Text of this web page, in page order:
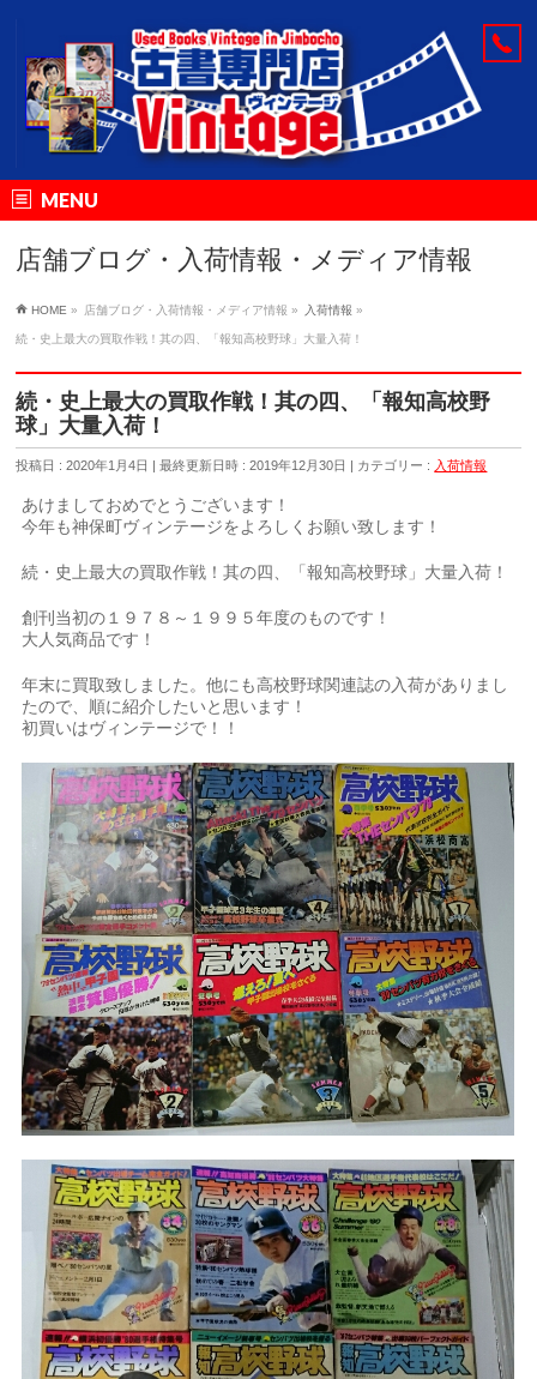
MENU
店舗ブログ・入荷情報・メディア情報
HOME » 店舗ブログ・入荷情報・メディア情報 » 入荷情報 »
続・史上最大の買取作戦！其の四、「報知高校野球」大量入荷！
続・史上最大の買取作戦！其の四、「報知高校野
球」大量入荷！
投稿日 : 2020年1月4日 最終更新日時 : 2019年12月30日 カテゴリー : 入荷情報
あけましておめでとうございます！
今年も神保町ヴィンテージをよろしくお願い致します！
続・史上最大の買取作戦！其の四、「報知高校野球」大量入荷！
創刊当初の１９７８～１９９５年度のものです！
大人気商品です！
年末に買取致しました。他にも高校野球関連誌の入荷がありまし
たので、順に紹介したいと思います！
初買いはヴィンテージで！！